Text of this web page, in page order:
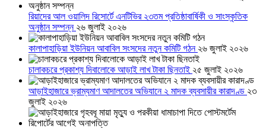
রিয়াদের আল ওয়ালিদ রিসোর্টে এনটিভির ২৩তম প্রতিষ্ঠাবার্ষিকী ও সাংস্কৃতিক
অনুষ্ঠান সম্পন্ন ২৬ জুলাই ২০২৬
কালাপাহাড়িয়া ইউনিয়ন আবাবিল সংসদের নতুন কমিটি গঠন ২৬ জুলাই ২০২৬
চালাকচরে প্রকাশ্য দিবালোকে আড়াই লাখ টাকা ছিনতাই ২৫ জুলাই ২০২৬
আড়াইহাজারে ভ্রাম্যমাণ আদালতের অভিযানে ২ মাদক ব্যবসায়ীর কারাদণ্ড ২৩
জুলাই ২০২৬